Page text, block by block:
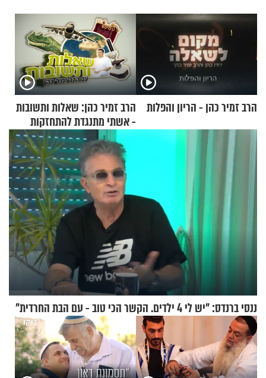
הרב זמיר כהן - הריון והפלות
הרב זמיר כהן: שאלות ותשובות
- אשתי מתנגדת להתחזקות
שלי
ננסי ברנדס: "יש לי 4 ילדים. הקשר הכי טוב - עם הבת החרדית"